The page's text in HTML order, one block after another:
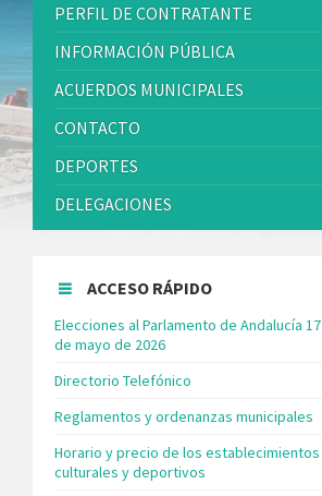
PERFIL DE CONTRATANTE
INFORMACIÓN PÚBLICA
ACUERDOS MUNICIPALES
CONTACTO
DEPORTES
DELEGACIONES
ACCESO RÁPIDO
Elecciones al Parlamento de Andalucía 17
de mayo de 2026
Directorio Telefónico
Reglamentos y ordenanzas municipales
Horario y precio de los establecimientos
culturales y deportivos